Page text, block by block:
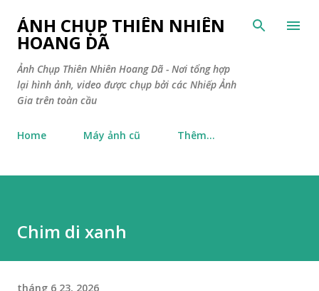
Chuyển đến nội dung chính
ẢNH CHỤP THIÊN NHIÊN
HOANG DÃ
Ảnh Chụp Thiên Nhiên Hoang Dã - Nơi tổng hợp
lại hình ảnh, video được chụp bởi các Nhiếp Ảnh
Gia trên toàn cầu
Home Máy ảnh cũ Thêm…
Chim di xanh
tháng 6 23, 2026